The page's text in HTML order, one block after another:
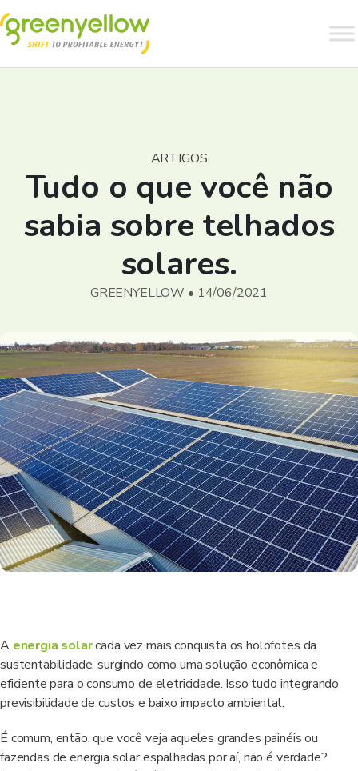
ARTIGOS
Tudo o que você não
sabia sobre telhados
solares.
GREENYELLOW • 14/06/2021
A energia solarcada vez mais conquista os holofotes da
sustentabilidade, surgindo como uma solução econômica e
eficiente para o consumo de eletricidade. Isso tudo integrando
previsibilidade de custos e baixo impacto ambiental.
É comum, então, que você veja aqueles grandes painéis ou
fazendas de energia solar espalhadas por aí, não é verdade?